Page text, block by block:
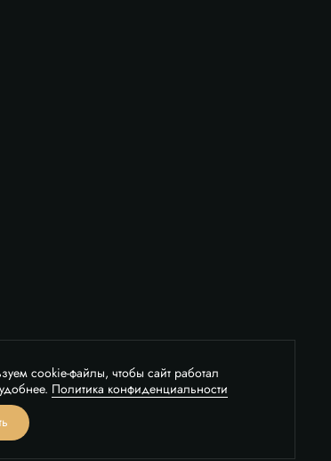
cookie-файлы, чтобы сайт работал
Политика конфиденциальности